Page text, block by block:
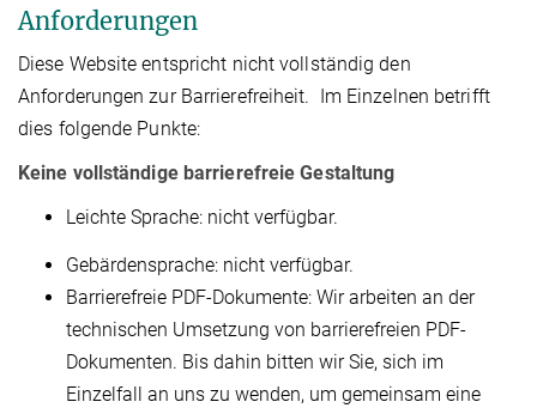
Anforderungen
Diese Website entspricht nicht vollständig den
Anforderungen zur Barrierefreiheit. Im Einzelnen betrifft
dies folgende Punkte:
Keine vollständige barrierefreie Gestaltung
Leichte Sprache: nicht verfügbar.
Gebärdensprache: nicht verfügbar.
Barrierefreie PDF-Dokumente: Wir arbeiten an der
technischen Umsetzung von barrierefreien PDF-
Dokumenten. Bis dahin bitten wir Sie, sich im
Einzelfall an uns zu wenden, um gemeinsam eine